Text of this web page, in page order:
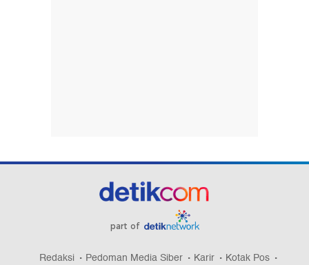
part of
Redaksi Pedoman Media Siber Karir Kotak Pos